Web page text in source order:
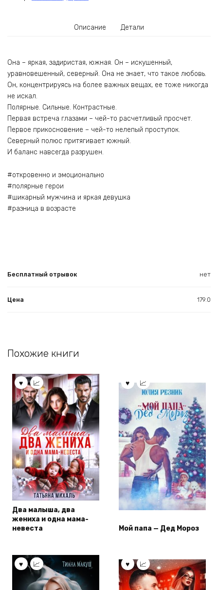
Описание Детали
Она – яркая, задиристая, южная. Он – искушенный,
уравновешенный, северный. Она не знает, что такое любовь.
Он, концентрируясь на более важных вещах, ее тоже никогда
не искал.
Полярные. Сильные. Контрастные.
Первая встреча глазами – чей-то расчетливый просчет.
Первое прикосновение – чей-то нелепый проступок.
Северный полюс притягивает южный.
И баланс навсегда разрушен.
#откровенно и эмоционально
#полярные герои
#шикарный мужчина и яркая девушка
#разница в возрасте
Бесплатный отрывок нет
Цена 179.0
Похожие книги
Два малыша, два
жениха и одна мама-
невеста
Мой папа — Дед Мороз